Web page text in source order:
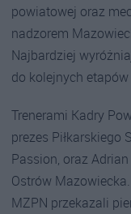
powiatowej oraz
nadzorem
Najbardziej
do kolejnych
Trenerami Kadry
prezes Piłkarskiego
Passion, oraz
Ostrów
MZPN przekazali